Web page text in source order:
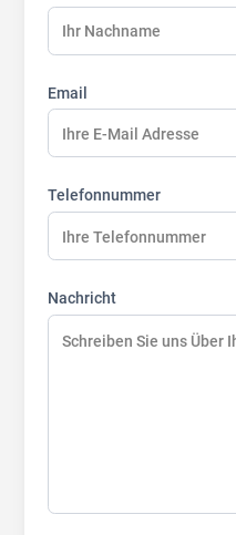
Email
Telefonnummer
Nachricht